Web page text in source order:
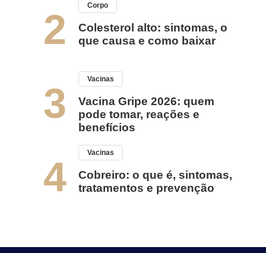
2
Corpo
Colesterol alto: sintomas, o
que causa e como baixar
3
Vacinas
Vacina Gripe 2026: quem
pode tomar, reações e
benefícios
4
Vacinas
Cobreiro: o que é, sintomas,
tratamentos e prevenção